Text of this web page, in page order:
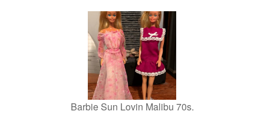
Barbie Sun Lovin Malibu 70s.